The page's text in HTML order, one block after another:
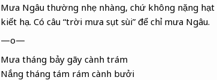
Mưa Ngâu thường nhẹ nhàng, chứ không nặng
kiết hạ. Có câu “trời mưa sụt sùi” để chỉ mưa Ngâu.
—o—
Mưa tháng bảy gãy cành trám
Nắng tháng tám rám cành bưởi